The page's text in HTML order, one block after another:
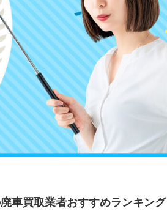
車買取業者おすすめランキング